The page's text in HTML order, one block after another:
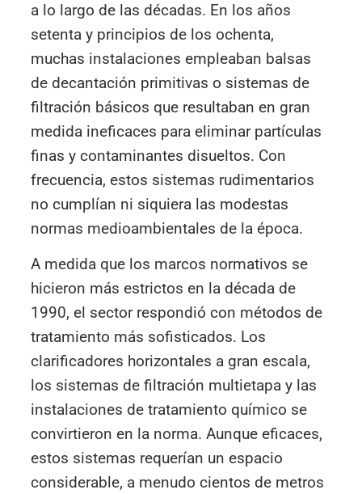
a lo largo de las décadas. En los años
setenta y principios de los ochenta,
muchas instalaciones empleaban balsas
de decantación primitivas o sistemas de
filtración básicos que resultaban en gran
medida ineficaces para eliminar partículas
finas y contaminantes disueltos. Con
frecuencia, estos sistemas rudimentarios
no cumplían ni siquiera las modestas
normas medioambientales de la época.
A medida que los marcos normativos se
hicieron más estrictos en la década de
1990, el sector respondió con métodos de
tratamiento más sofisticados. Los
clarificadores horizontales a gran escala,
los sistemas de filtración multietapa y las
instalaciones de tratamiento químico se
convirtieron en la norma. Aunque eficaces,
estos sistemas requerían un espacio
considerable, a menudo cientos de metros